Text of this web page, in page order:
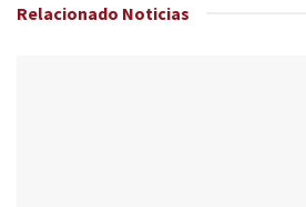
Relacionado Noticias